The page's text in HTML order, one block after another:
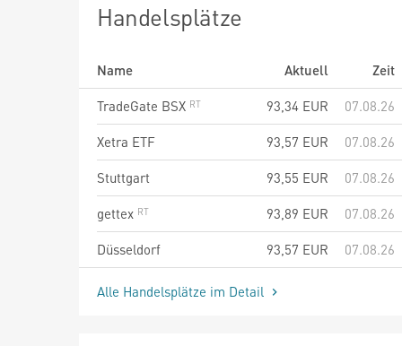
Handelsplätze
Name Aktuell
Zeit
TradeGate BSX
93,34 EUR
07.08.26
Xetra ETF
93,57 EUR
07.08.26
Stuttgart
93,55 EUR
07.08.26
gettex
93,89 EUR
07.08.26
Düsseldorf
93,57 EUR 07.08.26
Alle Handelsplätze im Detail